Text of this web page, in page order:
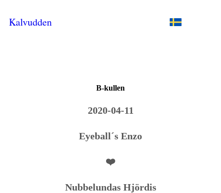
Kalvudden
B-kullen
2020-04-11
Eyeball´s Enzo
❤️
Nubbelundas Hjördis